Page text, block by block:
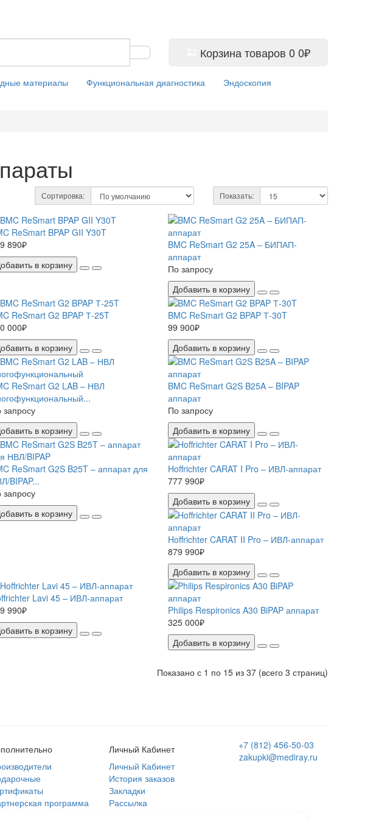
Корзина товаров 0 0₽
материалы Функциональная диагностика Эндоскопия
Сортировка: Показать:
ReSmart BPAP GII Y30T
890₽
в корзину
BMC ReSmart G2 25A – БИПАП-
аппарат
По запросу
Добавить в корзину
ReSmart G2 BPAP Т-25T
000₽
в корзину
BMC ReSmart G2 BPAP Т-30T
99 900₽
Добавить в корзину
ReSmart G2 LAB – НВЛ
запросу
в корзину
BMC ReSmart G2S B25A – BIPAP
аппарат
По запросу
Добавить в корзину
ReSmart G2S B25T – аппарат для
BIPAP...
запросу
в корзину
Hoffrichter CARAT I Pro – ИВЛ-аппарат
777 990₽
Добавить в корзину
Hoffrichter CARAT II Pro – ИВЛ-аппарат
879 990₽
Добавить в корзину
Lavi 45 – ИВЛ-аппарат
990₽
в корзину
Philips Respironics A30 BiPAP аппарат
325 000₽
Добавить в корзину
Показано с 1 по 15 из 37 (всего 3 страниц)
программа
Личный Кабинет
Личный Кабинет
История заказов
Закладки
Рассылка
+7 (812) 456-50-03
zakupki@mediray.ru